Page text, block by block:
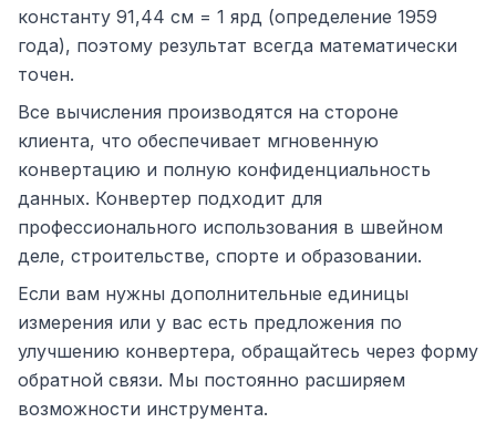
константу 91,44 см = 1 ярд (определение 1959
года), поэтому результат всегда математически
точен.
Все вычисления производятся на стороне
клиента, что обеспечивает мгновенную
конвертацию и полную конфиденциальность
данных. Конвертер подходит для
профессионального использования в швейном
деле, строительстве, спорте и образовании.
Если вам нужны дополнительные единицы
измерения или у вас есть предложения по
улучшению конвертера, обращайтесь через форму
обратной связи. Мы постоянно расширяем
возможности инструмента.